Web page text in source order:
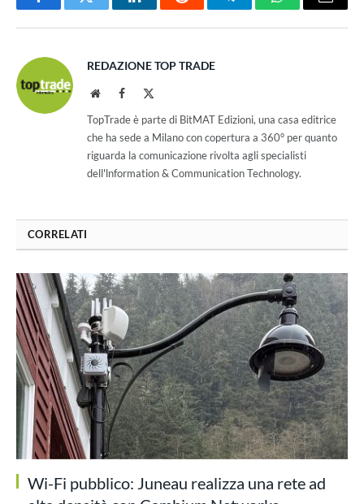
FacebookTwitter LinkedInReddit TelegramWhatsAppEmail
REDAZIONE TOP TRADE
WebsiteFacebook
TopTrade è parte di BitMAT Edizioni, una casa editrice
che ha sede a Milano con copertura a 360° per quanto
riguarda la comunicazione rivolta agli specialisti
dell'lnformation & Communication Technology.
CORRELATI
Wi-Fi pubblico: Juneau realizza una rete ad